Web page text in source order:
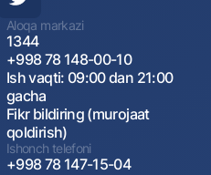
Aloqa markazi
1344
+998 78 148-00-10
Ish vaqti: 09:00 dan 21:00
gacha
Fikr bildiring (murojaat
qoldirish)
Ishonch telefoni
+998 78 147-15-04